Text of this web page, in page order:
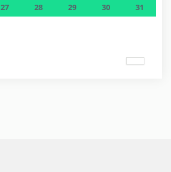
27 28 29 30 31